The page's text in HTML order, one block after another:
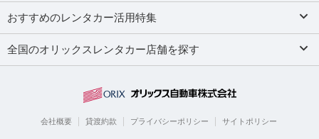
おすすめのレンタカー活用特集
全国のオリックスレンタカー店舗を探す
会社概要 貸渡約款 プライバシーポリシー サイトポリシー